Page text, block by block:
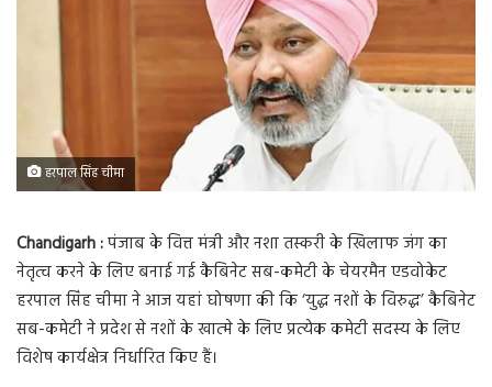
हरपाल सिंह चीमा
Chandigarh :पंजाब के वित्त मंत्री और नशा तस्करी के खिलाफ जंग का
नेतृत्व करने के लिए बनाई गई कैबिनेट सब-कमेटी के चेयरमैन एडवोकेट
हरपाल सिंह चीमा ने आज यहां घोषणा की कि ‘युद्ध नशों के विरुद्ध’ कैबिनेट
सब-कमेटी ने प्रदेश से नशों के खात्मे के लिए प्रत्येक कमेटी सदस्य के लिए
विशेष कार्यक्षेत्र निर्धारित किए हैं।